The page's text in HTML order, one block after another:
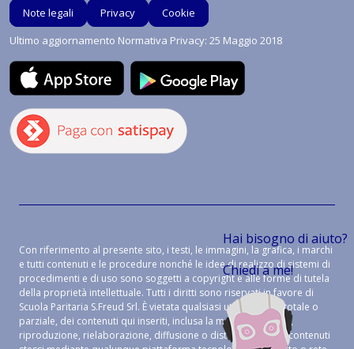
Hai bisogno di aiuto?
Chiedi a me!
Note legali Privacy
Cookie
Ultimo aggiornamento Normativa Privacy: 25 Maggio 2018
Con riferimento al presente sito, i testi, le immagini, la grafica, i marchi
e tutti contenuti e le procedure nonché le idee di realizzo di sistemi di
procedimenti e di uso sono soggetti a copyright e alle forme di tutela
della proprietà intellettuale. Tutti i diritti sono riservati in favore di
Scuola Paritaria S.Freud Srl. È vietata qualsiasi utilizzazione, totale o
parziale, dei contenuti qui inseriti, inclusa la memorizzazione,
riproduzione, rielaborazione, diffusione o distribuzione dei contenuti